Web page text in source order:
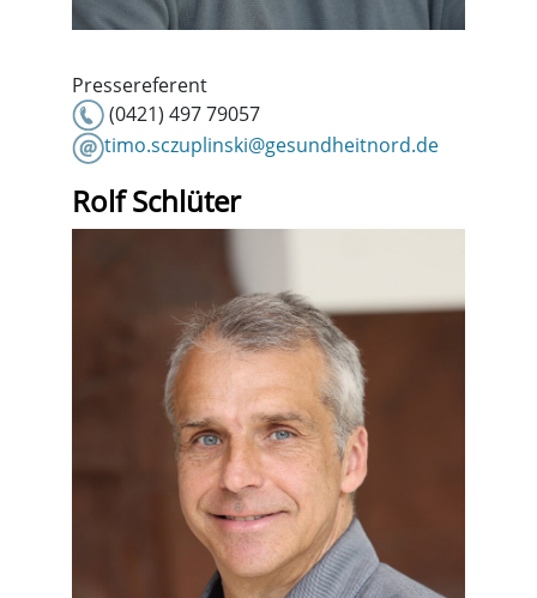
Pressereferent
(0421) 497 79057
timo.sczuplinski@gesundheitnord.de
Rolf Schlüter